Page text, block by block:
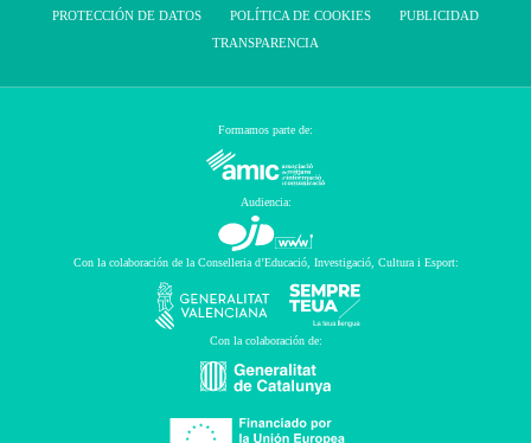
PROTECCIÓN DE DATOS
POLÍTICA DE COOKIES
PUBLICIDAD
TRANSPARENCIA
Formamos parte de:
Audiencia:
Con la colaboración de la Conselleria d’Educació, Investigació, Cultura i Esport:
Con la colaboración de: